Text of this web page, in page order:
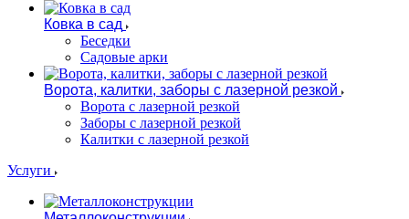
Ковка в сад
Беседки
Садовые арки
Ворота, калитки, заборы с лазерной резкой
Ворота с лазерной резкой
Заборы с лазерной резкой
Калитки с лазерной резкой
Услуги